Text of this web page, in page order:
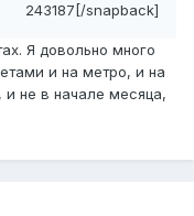
243187[/snapback]
Я довольно много
и на метро, и на
не в начале месяца,